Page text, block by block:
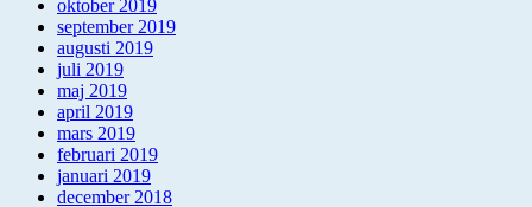
oktober 2019
september 2019
augusti 2019
juli 2019
maj 2019
april 2019
mars 2019
februari 2019
januari 2019
december 2018